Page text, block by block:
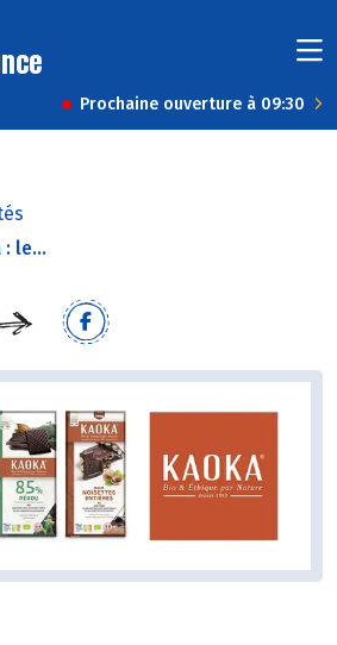
Prochaine ouverture à 09:30
le...